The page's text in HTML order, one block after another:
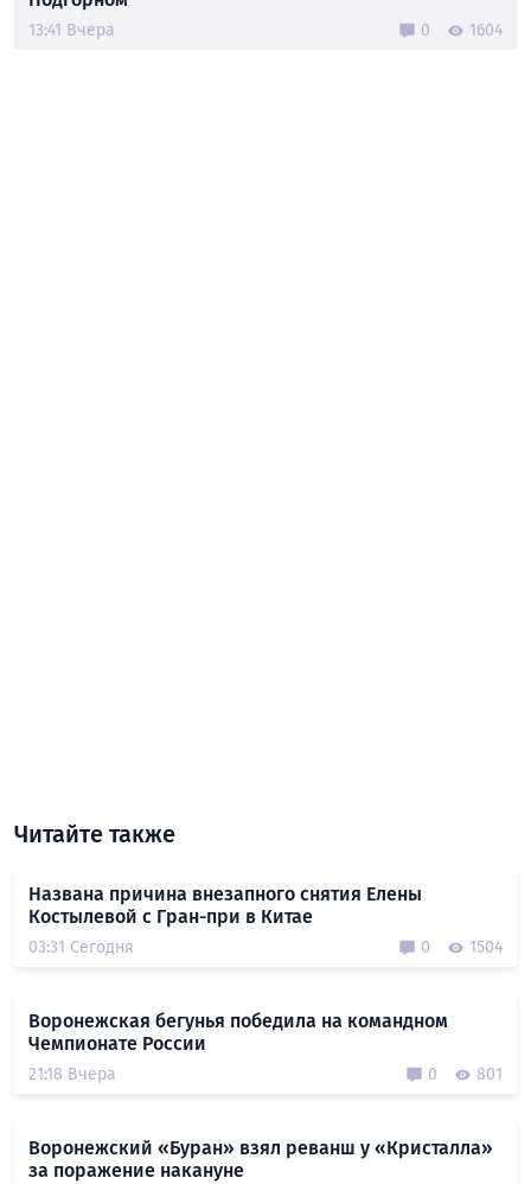
13:41 Вчера 0 1604
Читайте также
Названа причина внезапного снятия Елены
Костылевой с Гран-при в Китае
03:31 Сегодня 0 1504
Воронежская бегунья победила на командном
Чемпионате России
21:18 Вчера 0 801
Воронежский «Буран» взял реванш у «Кристалла»
за поражение накануне